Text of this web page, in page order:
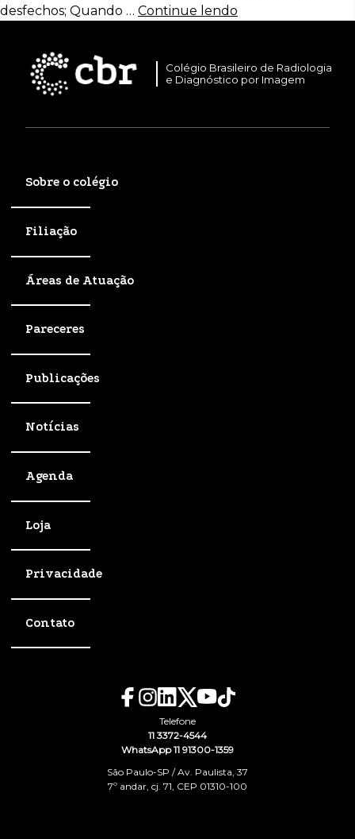
desfechos; Quando … Continue lendo
Colégio Brasileiro de Radiologia
e Diagnóstico por Imagem
Sobre o colégio
Filiação
Áreas de Atuação
Pareceres
Publicações
Notícias
Agenda
Loja
Privacidade
Contato
Telefone
11 3372-4544
WhatsApp 11 91300-1359
São Paulo-SP / Av. Paulista, 37
7º andar, cj. 71, CEP 01310-100